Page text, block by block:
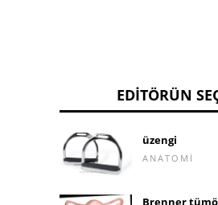
EDITÖRÜN
üzengi
ANATOMI
Brenner